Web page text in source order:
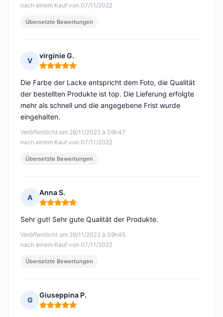
nach einem Kauf von 07/11/2022
Übersetzte Bewertungen
V
virginie G.
Hinweis: 5 von 5
Veröffentlicht am 28/11/2022 à 09h47
nach einem Kauf von 07/11/2022
Die Farbe der Lacke entspricht dem Foto, die Qualität
der bestellten Produkte ist top. Die Lieferung erfolgte
mehr als schnell und die angegebene Frist wurde
eingehalten.
Übersetzte Bewertungen
A
Anna S.
Hinweis: 5 von 5
Veröffentlicht am 28/11/2022 à 09h45
nach einem Kauf von 07/11/2022
Sehr gut! Sehr gute Qualität der Produkte.
Übersetzte Bewertungen
G
Giuseppina P.
Hinweis: 5 von 5